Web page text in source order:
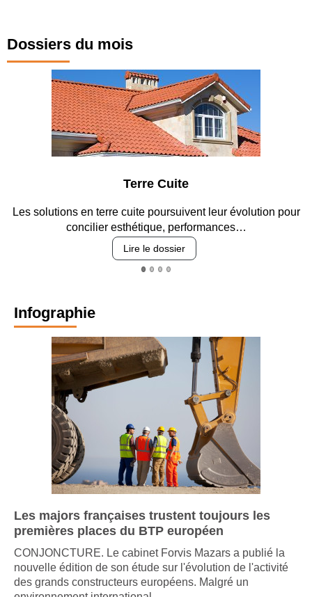
Dossiers du mois
cuite poursuivent leur évolution pour
esthétique, performances…
Entre circulation,
Infographie
Les majors françaises trustent toujours les
premières places du BTP européen
CONJONCTURE. Le cabinet Forvis Mazars a publié la
nouvelle édition de son étude sur l'évolution de l'activité
des grands constructeurs européens. Malgré un